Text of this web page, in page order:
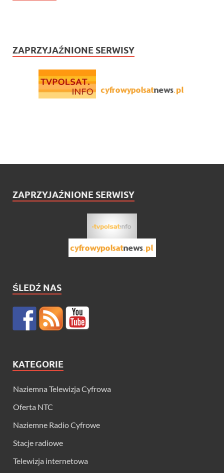
ZAPRZYJAŹNIONE SERWISY
ZAPRZYJAŹNIONE SERWISY
ŚLEDŹ NAS
KATEGORIE
Naziemna Telewizja Cyfrowa
Oferta NTC
Naziemne Radio Cyfrowe
Stacje radiowe
Telewizja internetowa